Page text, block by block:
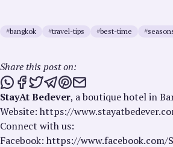
#bangkok #travel-tips #best-time #
Share this post on:
Share this post via WhatsApp
Share this post on Facebook
Tweet this post
Share this post via
Share this post on
StayAt Bedever, a boutique hotel in
Website: https://
Connect with us:
Facebook: https://www.facebook.com/